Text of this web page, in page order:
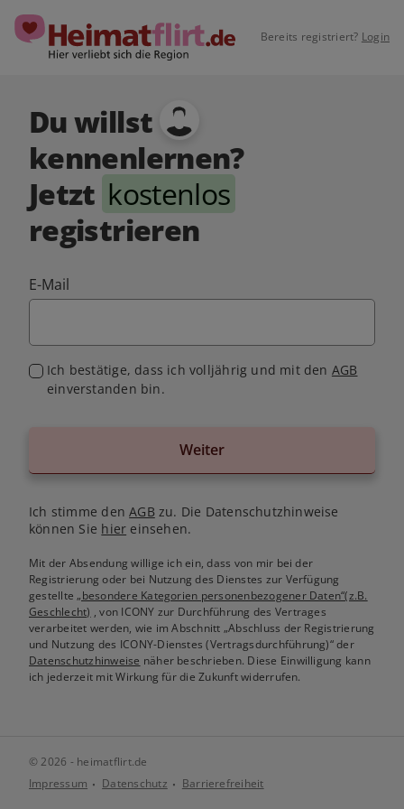
Bereits registriert? Login
Du willst
kennenlernen?
Jetzt kostenlos
registrieren
E-Mail
Ich bestätige, dass ich volljährig und mit den AGB
einverstanden bin.
Weiter
Ich stimme denAGB zu. Die Datenschutzhinweise
können Sie hier einsehen.
Mit der Absendung willige ich ein, dass von mir bei der
Registrierung oder bei Nutzung des Dienstes zur Verfügung
gestellte„besondere Kategorien personenbezogener Daten“(z.B.
Geschlecht) , von ICONY zur Durchführung des Vertrages
verarbeitet werden, wie im Abschnitt „Abschluss der Registrierung
und Nutzung des ICONY-Dienstes (Vertragsdurchführung)“ der
Datenschutzhinweise näher beschrieben. Diese Einwilligung kann
ich jederzeit mit Wirkung für die Zukunft widerrufen.
© 2026 - heimatflirt.de
Impressum
Datenschutz Barrierefreiheit